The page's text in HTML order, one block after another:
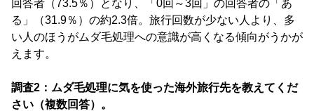
回答者（73.5％）となり、「0回～3回」の回答者の「あ
る」（31.9％）の約2.3倍。旅行回数が少ない人より、多
い人のほうがムダ毛処理への意識が高くなる傾向がうかが
えます。
調査2：ムダ毛処理に気を使った海外旅行先を教えてくだ
さい（複数回答）。